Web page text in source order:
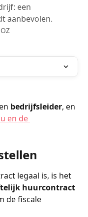
een
aanbevolen.
bedrijfsleider, en
en de
legaal is, is het
huurcontract
de fiscale